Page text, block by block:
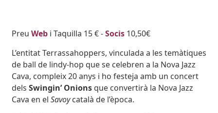
Body
Preu Web i Taquilla 15 € -Socis 10,50€
L’entitat Terrassahoppers, vinculada a les temàtiques
de ball de lindy-hop que se celebren a la Nova Jazz
Cava, compleix 20 anys i ho festeja amb un concert
dels Swingin’ Onions que convertirà la Nova Jazz
Cava en el Savoycatalà de l’època.